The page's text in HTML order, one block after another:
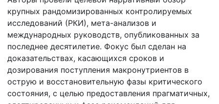
крупных рандомизированных контролируемых
исследований (РКИ), мета-анализов и
международных руководств, опубликованных за
последнее десятилетие. Фокус был сделан на
доказательствах, касающихся сроков и
дозирования поступления макронутриентов в
острую и восстановительную фазы критического
состояния, с целью предоставления прагматичных,